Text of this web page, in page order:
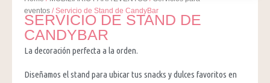
eventos / Servicio de Stand de CandyBar
SERVICIO DE STAND DE
CANDYBAR
La decoración perfecta a la orden.
Diseñamos el stand para ubicar tus snacks y dulces favoritos en